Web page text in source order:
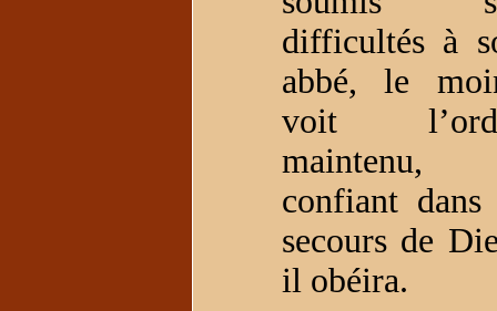
difficultés à
abbé, le
voit
maintenu,
confiant dans
secours de
il obéira.